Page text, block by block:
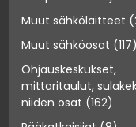
Muut sähkölaitteet
Muut sähköosat (117)
Ohjauskeskukset,
mittaritaulut,
niiden osat (162)